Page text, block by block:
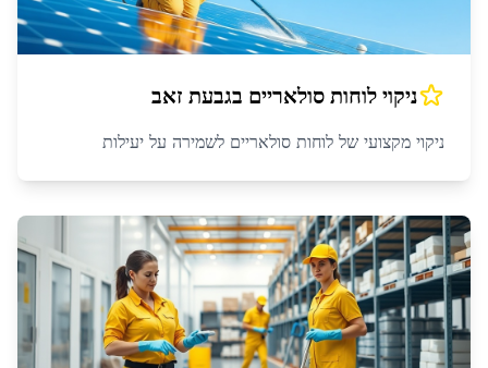
ניקוי לוחות סולאריים בגבעת זאב
ניקוי מקצועי של לוחות סולאריים לשמירה על יעילות